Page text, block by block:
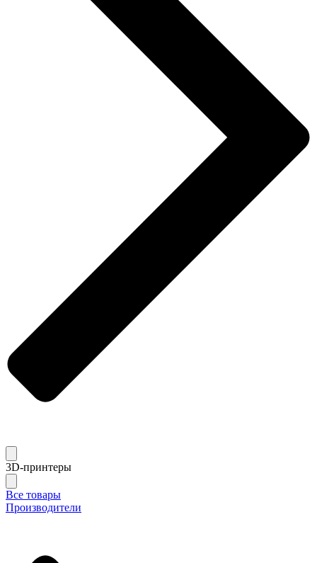
3D-принтеры
Все товары
Производители